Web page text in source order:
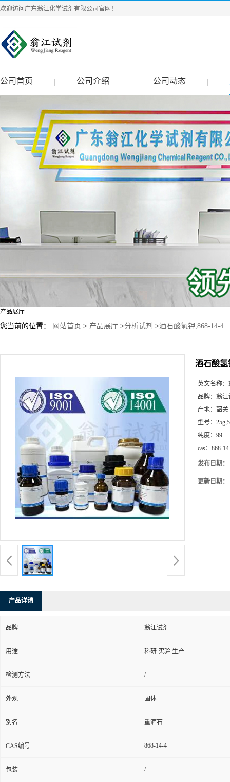
欢迎访问广东翁江化学试剂有限公司官网！
公司首页 公司介绍 公司动态
产品展厅
您当前的位置： 网站首页 > 产品展厅 >分析试剂 >酒石酸氢钾,868-14-4
酒石酸氢
英文名称：
品牌： 翁江
产地： 韶关
型号：
纯度： 99
cas： 868-
发布日期：
更新日期：
产品详请
品牌 翁江试剂
用途 科研 实验 生产
检测方法 /
外观 固体
别名 重酒石
CAS编号 868-14-4
包装 /